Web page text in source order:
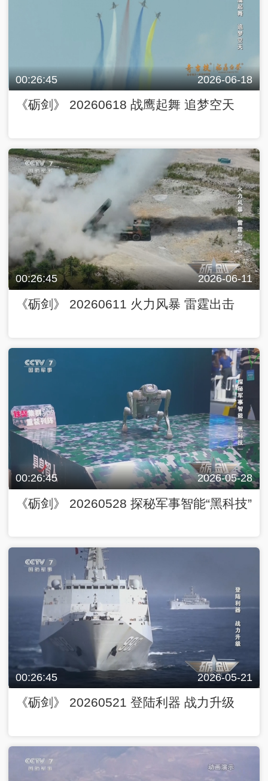
00:26:45 2026-06-18
《砺剑》 20260618 战鹰起舞 追梦空天
00:26:45 2026-06-11
《砺剑》 20260611 火力风暴 雷霆出击
00:26:45 2026-05-28
《砺剑》 20260528 探秘军事智能“黑科技”
00:26:45 2026-05-21
《砺剑》 20260521 登陆利器 战力升级